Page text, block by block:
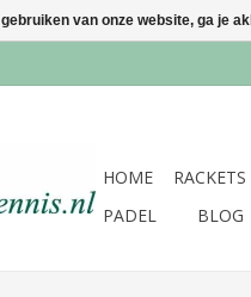
HOME RACKETS
PADEL
BLOG
gebruiken van onze website, ga je